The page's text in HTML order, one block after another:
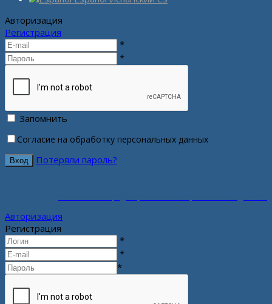
Авторизация
Регистрация
*
*
Запомнить
Согласие на обработку персональных данных
Потеряли пароль?
Авторизация
Регистрация
*
*
*